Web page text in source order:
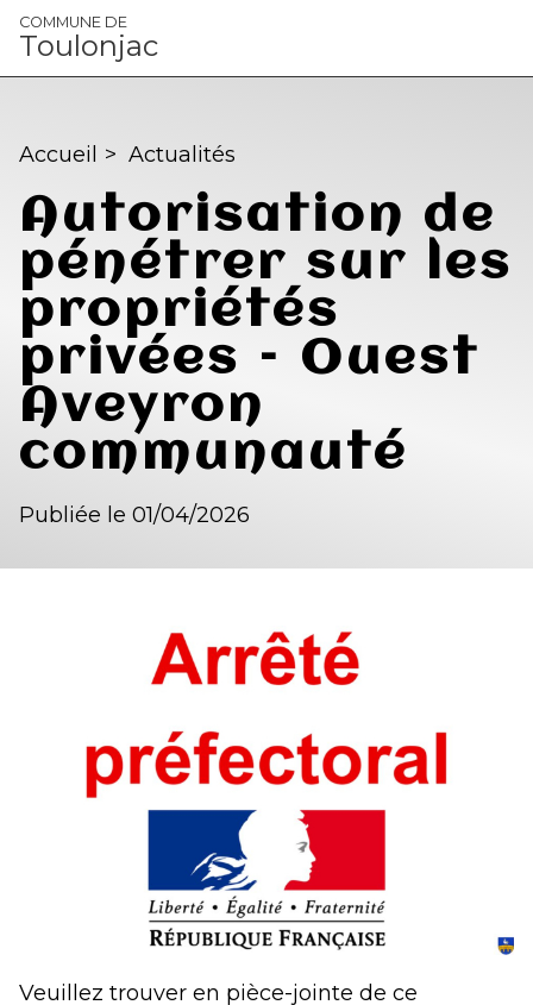
Panneau de gestion des cookies
COMMUNE DE
Toulonjac
Accueil > Actualités
Autorisation de
pénétrer sur les
propriétés
privées – Ouest
Aveyron
communauté
Publiée le 01/04/2026
Veuillez trouver en pièce-jointe de ce